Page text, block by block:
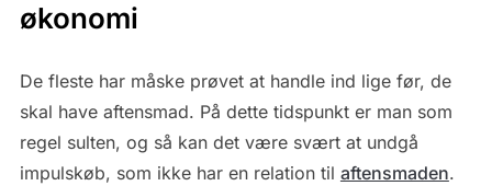
økonomi
De fleste har måske prøvet at handle ind lige før, de
skal have aftensmad. På dette tidspunkt er man som
regel sulten, og så kan det være svært at undgå
impulskøb, som ikke har en relation til aftensmaden.